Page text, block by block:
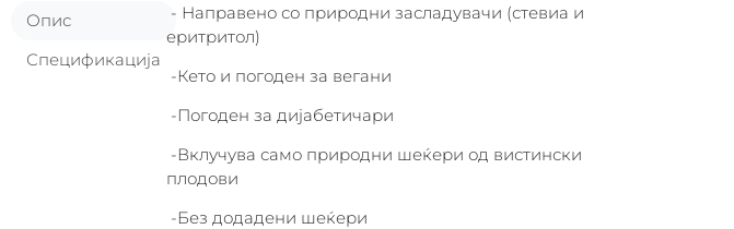
Опис
Спецификација
- Направено со природни засладувачи (стевиа и
еритритол)
-Кето и погоден за вегани
-Погоден за дијабетичари
-Вклучува само природни шеќери од вистински
плодови
-Без додадени шеќери